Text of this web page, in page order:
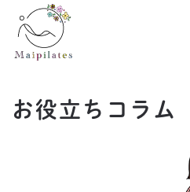
Skip to main content
お役立ちコラム